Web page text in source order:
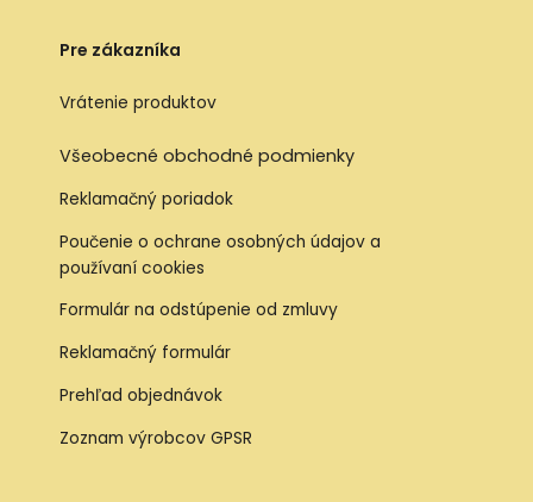
Pre zákazníka
Vrátenie produktov
Všeobecné obchodné podmienky
Reklamačný poriadok
Poučenie o ochrane osobných údajov a
používaní cookies
Formulár na odstúpenie od zmluvy
Reklamačný formulár
Prehľad objednávok
Zoznam výrobcov GPSR